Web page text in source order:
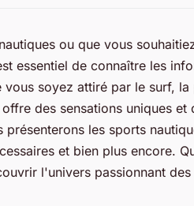
ou que vous
essentiel de connaître les
soyez attiré par le surf,
des sensations uniques et
les sports
et bien plus encore.
l'univers passionnant